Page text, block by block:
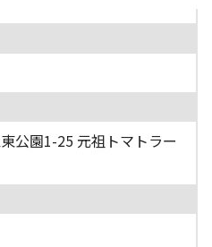
公園1-25 元祖トマトラー